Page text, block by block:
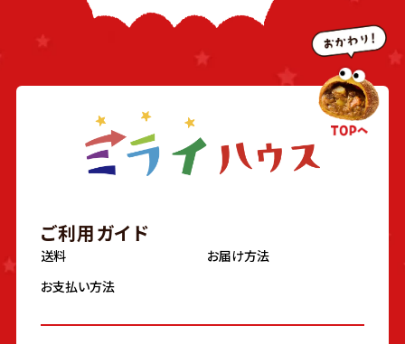
ご利用ガイド
送料
お届け方法
お支払い方法